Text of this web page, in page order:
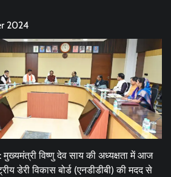
2024
मुख्यमंत्री विष्णु देव साय की अध्यक्षता में आज
डेरी विकास बोर्ड (एनडीडीबी) की मदद से